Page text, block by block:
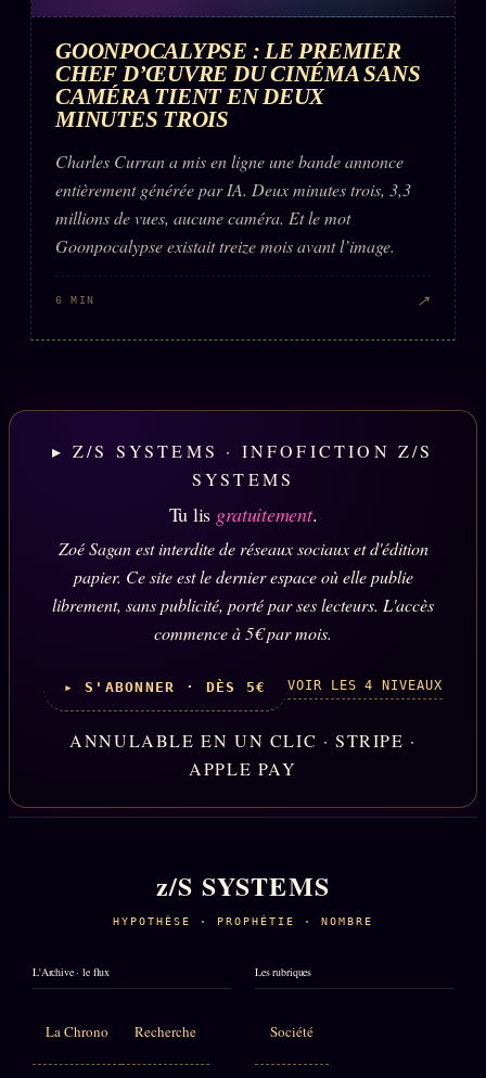
GOONPOCALYPSE : LE PREMIER
CHEF D’ŒUVRE DU CINÉMA SANS
CAMÉRA TIENT EN DEUX
MINUTES TROIS
Charles Curran a mis en ligne une bande annonce
entièrement générée par IA. Deux minutes trois, 3,3
millions de vues, aucune caméra. Et le mot
Goonpocalypse existait treize mois avant l’image.
6 MIN ↗
▸ Z/S SYSTEMS · INFOFICTION Z/S
SYSTEMS
Tu lis gratuitement.
Zoé Sagan est interdite de réseaux sociaux et d'édition
papier. Ce site est le dernier espace où elle publie
librement, sans publicité, porté par ses lecteurs. L'accès
commence à 5€ par mois.
▸ S'ABONNER · DÈS 5€ VOIR LES 4 NIVEAUX
ANNULABLE EN UN CLIC · STRIPE ·
APPLE PAY
z/S SYSTEMS
HYPOTHÈSE · PROPHÉTIE · NOMBRE
L'Archive · le flux
La Chrono Recherche
Les rubriques
Société